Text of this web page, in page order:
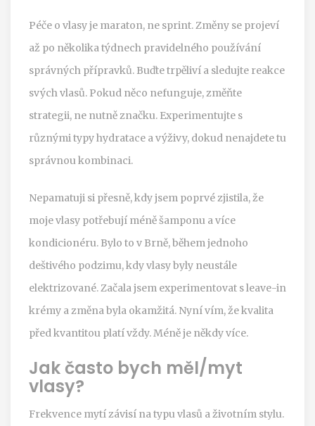
Péče o vlasy je maraton, ne sprint. Změny se projeví
až po několika týdnech pravidelného používání
správných přípravků. Buďte trpěliví a sledujte reakce
svých vlasů. Pokud něco nefunguje, změňte
strategii, ne nutně značku. Experimentujte s
různými typy hydratace a výživy, dokud nenajdete tu
správnou kombinaci.
Nepamatuji si přesně, kdy jsem poprvé zjistila, že
moje vlasy potřebují méně šamponu a více
kondicionéru. Bylo to v Brně, během jednoho
deštivého podzimu, kdy vlasy byly neustále
elektrizované. Začala jsem experimentovat s leave-in
krémy a změna byla okamžitá. Nyní vím, že kvalita
před kvantitou platí vždy. Méně je někdy více.
Jak často bych měl/myt
vlasy?
Frekvence mytí závisí na typu vlasů a životním stylu.